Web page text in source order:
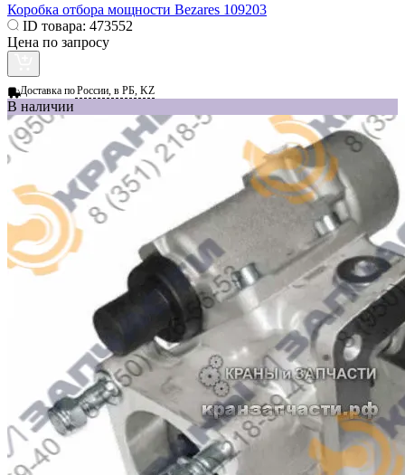
Коробка отбора мощности Bezares 109203
ID товара: 473552
Цена по запросу
Доставка поРоссии, в РБ, KZ
В наличии